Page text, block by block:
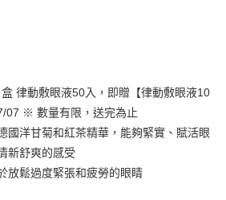
華泰商業銀行
遠東國際商業銀行
永豐商業銀行
星展（台灣）商業銀行
兆豐國際商業銀行
華泰商業銀行
遠東國際商業銀行
永豐商業銀行
星展（台灣）商業銀行
律動敷眼液50入，即贈【律動敷眼液10
07 ※ 數量有限，送完為止
國洋甘菊和紅茶精華，能夠緊實、賦活眼
新舒爽的感受
放鬆過度緊張和疲勞的眼睛